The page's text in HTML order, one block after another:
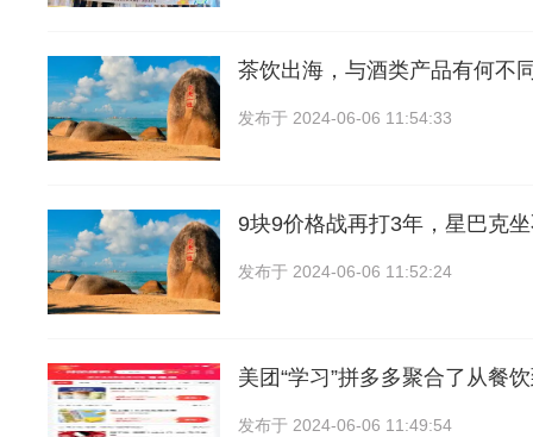
茶饮出海，与酒类产品有何不
发布于 2024-06-06 11:54:33
9块9价格战再打3年，星巴克
发布于 2024-06-06 11:52:24
美团“学习”拼多多聚合了从餐
发布于 2024-06-06 11:49:54